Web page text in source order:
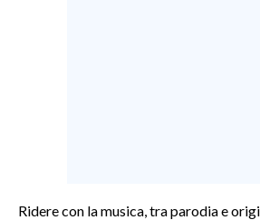
Ridere con la musica, tra parodia e